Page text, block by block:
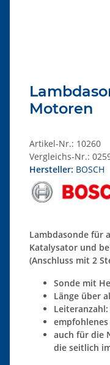
Motoren
Artikel-Nr.: 10260
Vergleichs-Nr.:
Hersteller: BOSCH
Lambdasonde für
Katalysator und
(Anschluss mit 2
Sonde mit
Länge über
auch für die
die seitlich